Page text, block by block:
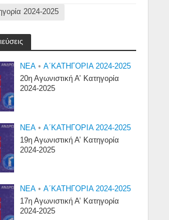
2024-2025
NEA • Α΄ΚΑΤΗΓΟΡΙΑ 2024-2025
20η Αγωνιστική Α’ Κατηγορία
2024-2025
NEA • Α΄ΚΑΤΗΓΟΡΙΑ 2024-2025
19η Αγωνιστική Α’ Κατηγορία
2024-2025
NEA • Α΄ΚΑΤΗΓΟΡΙΑ 2024-2025
17η Αγωνιστική Α’ Κατηγορία
2024-2025